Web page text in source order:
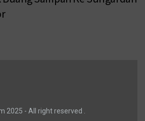
2025 - All right reserved .